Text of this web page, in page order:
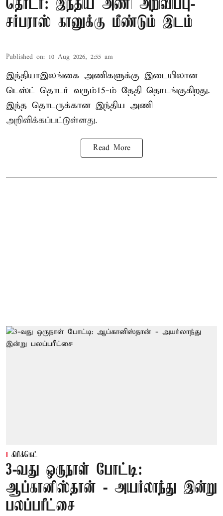
தொடர்: இந்திய அணி அறிவிப்பு-
சர்பராஸ் கானுக்கு மீண்டும் இடம்
Published on: 10 Aug 2026, 2:55 am
இந்தியா–இலங்கை அணிகளுக்கு இடையிலான
டெஸ்ட் தொடர் வரும்15-ம் தேதி தொடங்குகிறது.
இந்த தொடருக்கான இந்திய அணி
அறிவிக்கப்பட்டுள்ளது.
Read More
கிரிக்கெட்
3-வது ஒருநாள் போட்டி:
ஆப்கானிஸ்தான் - அயர்லாந்து இன்று
பலப்பரீட்சை